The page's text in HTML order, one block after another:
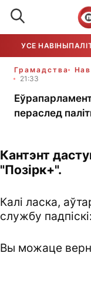
УСЕ НАВІНЫ
Грамадства
21:33
пераслед
Кантэнт
"Позірк+".
Калі ласка,
службу падпіскі:
Вы можаце